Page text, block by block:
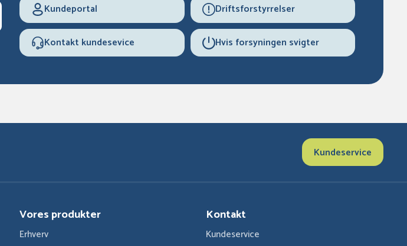
Kundeportal Driftsforstyrrelser
Kontakt kundesevice Hvis forsyningen svigter
Kundeservice
Vores produkter
Erhverv
Kontakt
Kundeservice